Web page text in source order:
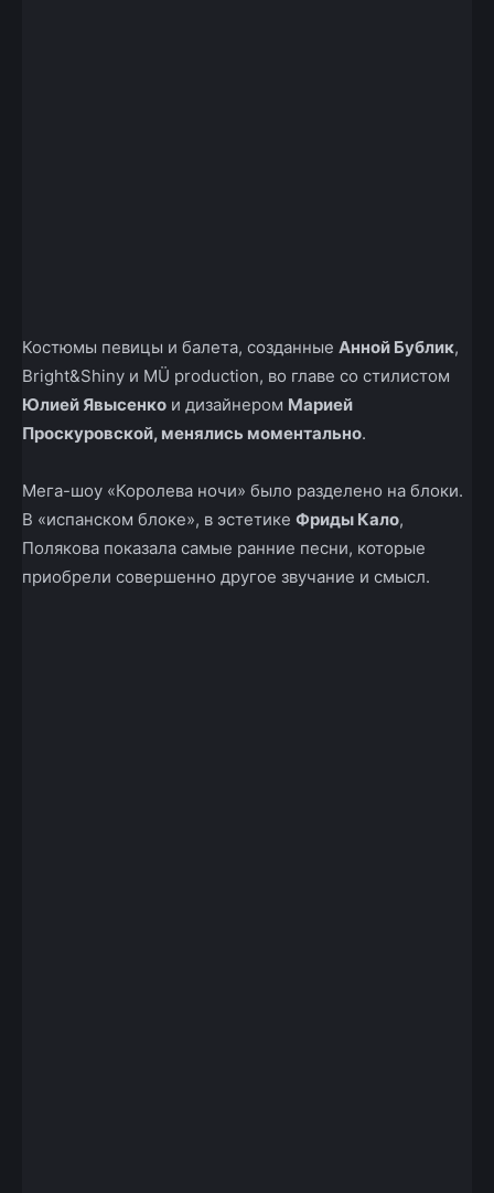
Костюмы певицы и балета, созданные Анной Бублик,
Bright&Shiny и MÜ production, во главе со стилистом
Юлией Явысенко и дизайнером Марией
Проскуровской, менялись моментально.
Мега-шоу «Королева ночи» было разделено на блоки.
В «испанском блоке», в эстетике Фриды Кало,
Полякова показала самые ранние песни, которые
приобрели совершенно другое звучание и смысл.